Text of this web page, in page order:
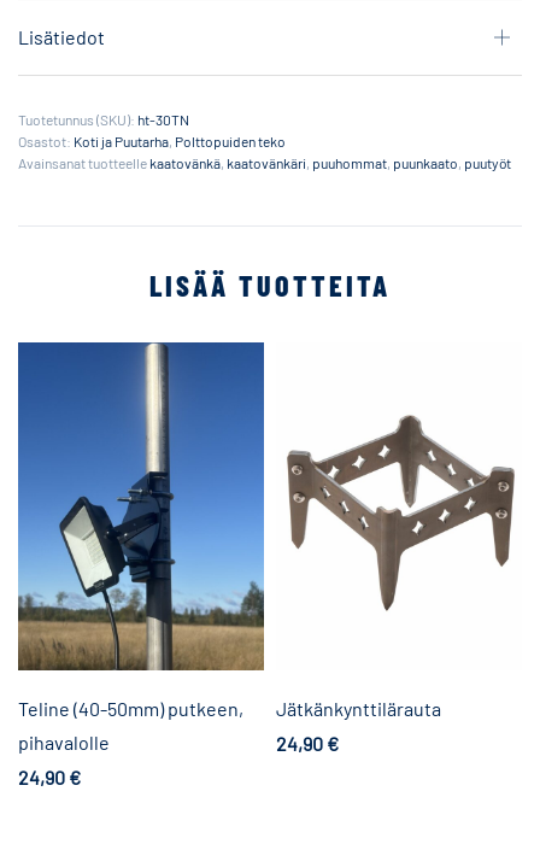
Lisätiedot
Tuotetunnus (SKU): ht-30TN
Osastot: Koti ja Puutarha, Polttopuiden teko
Avainsanat tuotteelle kaatovänkä, kaatovänkäri, puuhommat, puunkaato, puutyöt
LISÄÄ TUOTTEITA
Teline (40-50mm) putkeen,
pihavalolle
24,90 €
Jätkänkynttilärauta
24,90 €